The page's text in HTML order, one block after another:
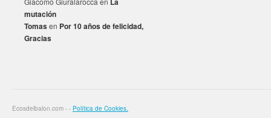
mutación
Tomasen Por 10 años de felicidad,
Gracias
Ecosdelbalon.com - - Política de Cookies.